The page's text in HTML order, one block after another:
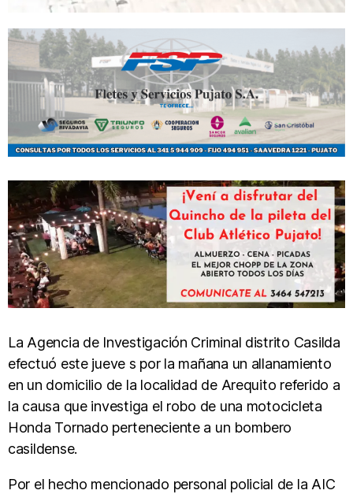
La Agencia de Investigación Criminal distrito Casilda
efectuó este jueve s por la mañana un allanamiento
en un domicilio de la localidad de Arequito referido a
la causa que investiga el robo de una motocicleta
Honda Tornado perteneciente a un bombero
casildense.
Por el hecho mencionado personal policial de la AIC